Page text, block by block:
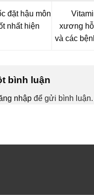
đặt hậu môn
nhất hiện
xương
và các
bình luận
nhập để gửi bình luận.